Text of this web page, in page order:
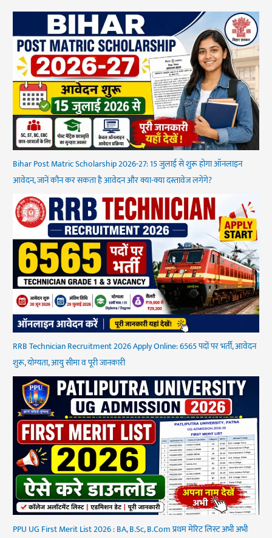
Bihar Post Matric Scholarship 2026-27: 15 जुलाई से शुरू होगा ऑनलाइन
आवेदन, जानें कौन कर सकता है आवेदन और क्या-क्या दस्तावेज लगेंगे?
RRB Technician Recruitment 2026 Apply Online: 6565 पदों पर भर्ती, आवेदन
शुरू, योग्यता, आयु सीमा व पूरी जानकारी
PPU UG First Merit List 2026 : BA, B.Sc, B.Com प्रथम मेरिट लिस्ट अभी अभी